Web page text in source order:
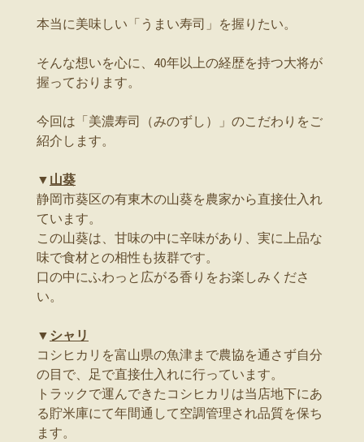
本当に美味しい「うまい寿司」を握りたい。
そんな想いを心に、40年以上の経歴を持つ大将が
握っております。
今回は「美濃寿司（みのずし）」のこだわりをご
紹介します。
▼ 山葵
静岡市葵区の有東木の山葵を農家から直接仕入れ
ています。
この山葵は、甘味の中に辛味があり、実に上品な
味で食材との相性も抜群です。
口の中にふわっと広がる香りをお楽しみくださ
い。
▼ シャリ
コシヒカリを富山県の魚津まで農協を通さず自分
の目で、足で直接仕入れに行っています。
トラックで運んできたコシヒカリは当店地下にあ
る貯米庫にて年間通して空調管理され品質を保ち
ます。